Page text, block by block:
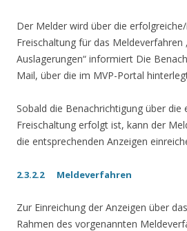
Der Melder wird über die
Freischaltung für das Meldeverfahren
Auslagerungen“ informiert Die
Mail, über die im MVP-Portal
Sobald die Benachrichtigung über die
Freischaltung erfolgt ist, kann der
die entsprechenden Anzeigen
2.3.2.2 Meldeverfahren
Zur Einreichung der Anzeigen über
Rahmen des vorgenannten